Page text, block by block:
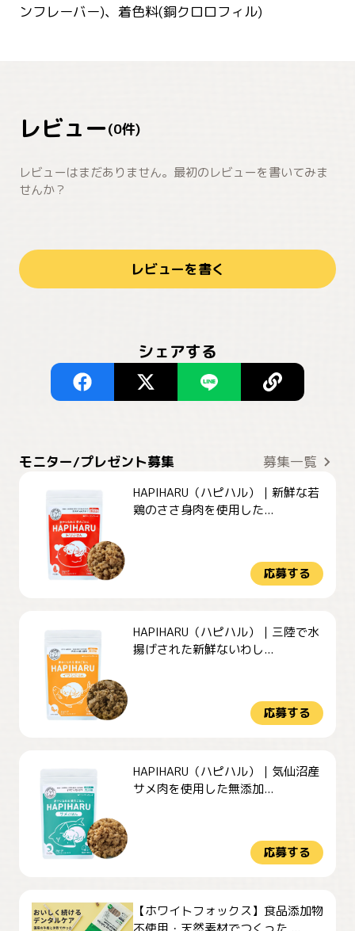
ンフレーバー)、着色料(銅クロロフィル)
レビュー(0件)
レビューはまだありません。最初のレビューを書いてみま
せんか？
レビューを書く
シェアする
モニター/プレゼント募集 募集一覧
HAPIHARU（ハピハル）｜新鮮な若
鶏のささ身肉を使用した...
応募する
HAPIHARU（ハピハル）｜三陸で水
揚げされた新鮮ないわし...
応募する
HAPIHARU（ハピハル）｜気仙沼産
サメ肉を使用した無添加...
応募する
【ホワイトフォックス】食品添加物